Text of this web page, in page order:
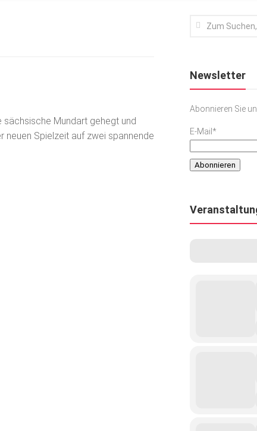
Mundart gehegt und
neuen Spielzeit auf zwei spannende
Newsletter
Abonnieren Sie
E-Mail*